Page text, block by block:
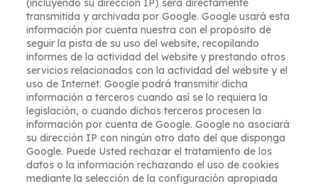
(incluyendo su dirección IP) será directamente
transmitida y archivada por Google. Google usará esta
información por cuenta nuestra con el propósito de
seguir la pista de su uso del website, recopilando
informes de la actividad del website y prestando otros
servicios relacionados con la actividad del website y el
uso de Internet. Google podrá transmitir dicha
información a terceros cuando así se lo requiera la
legislación, o cuando dichos terceros procesen la
información por cuenta de Google. Google no asociará
su dirección IP con ningún otro dato del que disponga
Google. Puede Usted rechazar el tratamiento de los
datos o la información rechazando el uso de cookies
mediante la selección de la configuración apropiada